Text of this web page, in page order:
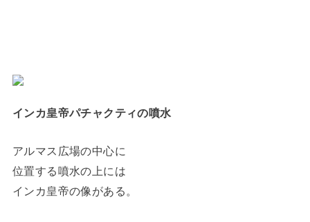
インカ皇帝パチャクティの噴水
アルマス広場の中心に
位置する噴水の上には
インカ皇帝の像がある。